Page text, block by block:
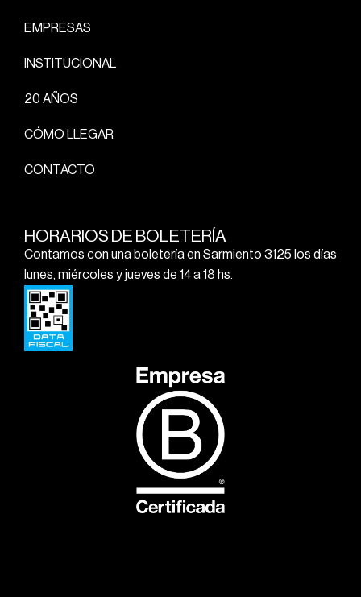
EMPRESAS
INSTITUCIONAL
20 AÑOS
CÓMO LLEGAR
CONTACTO
HORARIOS DE BOLETERÍA
Contamos con una boletería en Sarmiento 3125 los días
lunes, miércoles y jueves de 14 a 18 hs.